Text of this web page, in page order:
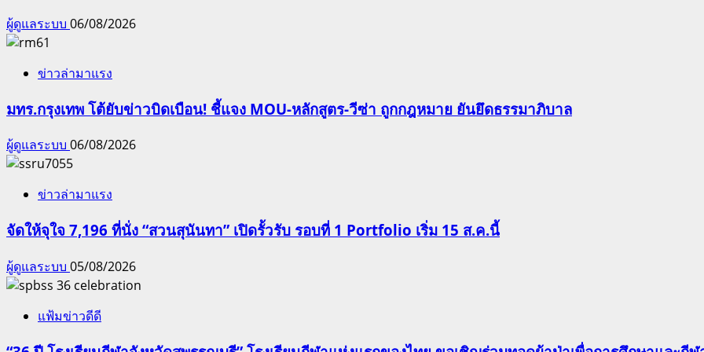
ผู้ดูแลระบบ 06/08/2026
ข่าวล่ามาแรง
มทร.กรุงเทพ โต้ยับข่าวบิดเบือน! ชี้แจง MOU-หลักสูตร-วีซ่า ถูกกฎหมาย ยันยึดธรรมาภิบาล
ผู้ดูแลระบบ 06/08/2026
ข่าวล่ามาแรง
จัดให้จุใจ 7,196 ที่นั่ง “สวนสุนันทา” เปิดรั้วรับ รอบที่ 1 Portfolio เริ่ม 15 ส.ค.นี้
ผู้ดูแลระบบ 05/08/2026
แฟ้มข่าวดีดี